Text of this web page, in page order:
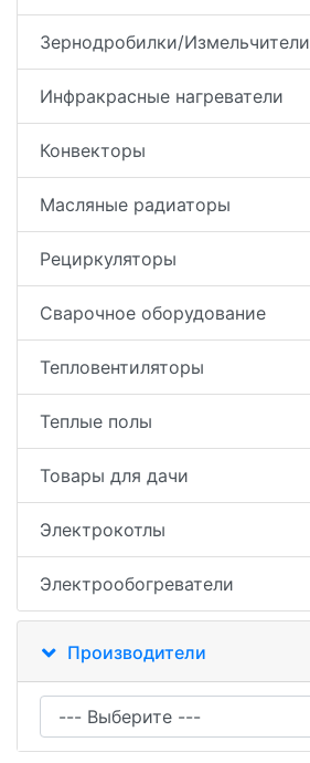
Зернодробилки/Измельчители
Инфракрасные нагреватели
Конвекторы
Масляные радиаторы
Рециркуляторы
Сварочное оборудование
Тепловентиляторы
Теплые полы
Товары для дачи
Электрокотлы
Электрообогреватели
Производители